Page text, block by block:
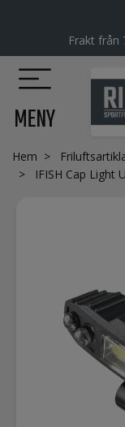
Frakt från
MENY
Hem
IFISH Cap Light